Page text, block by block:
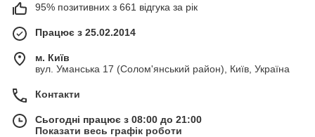
95% позитивних з 661 відгука за рік
Працює з 25.02.2014
м. Київ
вул. Уманська 17 (Солом'янський район), Київ, Україна
Контакти
Сьогодні працює з 08:00 до 21:00
Показати весь графік роботи